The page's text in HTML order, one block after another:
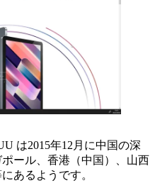
は2015年12月に中国の深
ール、香港（中国）、山西
あるようです。